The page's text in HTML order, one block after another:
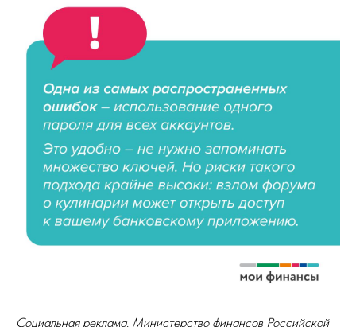
Социальная реклама. Министерство финансов Российской